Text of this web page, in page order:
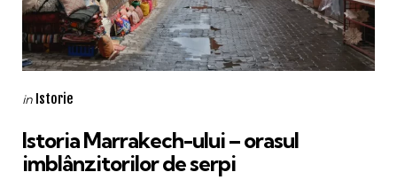
Categories
Posted
in Istorie
Istoria Marrakech-ului – orasul
imblânzitorilor de serpi